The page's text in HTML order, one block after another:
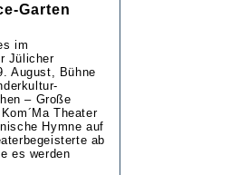
Garten
im
Jülicher
August, Bühne
– Große
Theater
Hymne auf
ab
es werden